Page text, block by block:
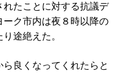
たことに対する抗議デ
ク市内は夜８時以降の
途絶えた。
良くなってくれたらと